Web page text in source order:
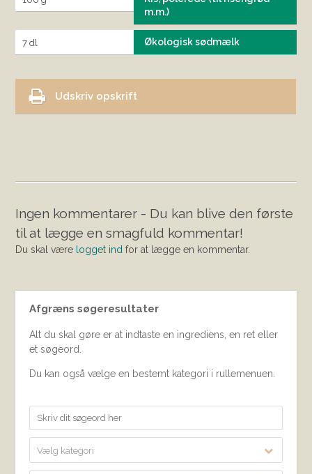
m.m.)
7 dl Økologisk sødmælk
Udskriv opskrift
Ingen kommentarer - Du kan blive den første
til at lægge en smagfuld kommentar!
Du skal være logget ind for at lægge en kommentar.
Afgræns søgeresultater
Alt du skal gøre er at indtaste en ingrediens, en ret eller
et søgeord.
Du kan også vælge en bestemt kategori i rullemenuen.
Vælg kategori